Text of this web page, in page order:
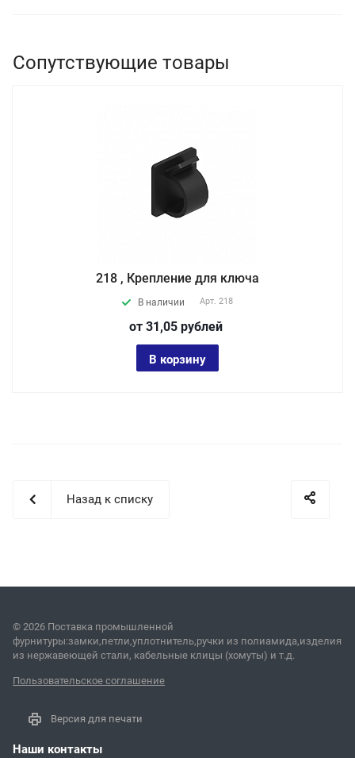
Сопутствующие товары
218 , Крепление для ключа
В наличии Арт. 218
от 31,05 рублей
В корзину
Назад к списку
© 2026 Поставка промышленной
фурнитуры:замки,петли,уплотнитель,ручки из полиамида,изделия
из нержавеющей стали, кабельные клицы (хомуты) и т.д.
Пользовательское соглашение
Версия для печати
Наши контакты